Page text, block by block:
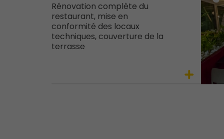
Rénovation complète du
restaurant, mise en
conformité des locaux
techniques, couverture de la
terrasse